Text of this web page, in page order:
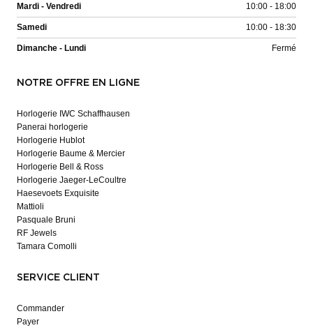
Mardi - Vendredi 10:00 - 18:00
Samedi 10:00 - 18:30
Dimanche - Lundi Fermé
NOTRE OFFRE EN LIGNE
Horlogerie IWC Schaffhausen
Panerai horlogerie
Horlogerie Hublot
Horlogerie Baume & Mercier
Horlogerie Bell & Ross
Horlogerie Jaeger-LeCoultre
Haesevoets Exquisite
Mattioli
Pasquale Bruni
RF Jewels
Tamara Comolli
SERVICE CLIENT
Commander
Payer